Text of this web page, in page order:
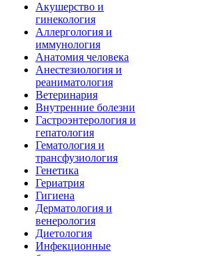
Акушерство и
гинекология
Аллергология и
иммунология
Анатомия человека
Анестезиология и
реаниматология
Ветеринария
Внутренние болезни
Гастроэнтерология и
гепатология
Гематология и
трансфузиология
Генетика
Гериатрия
Гигиена
Дерматология и
венерология
Диетология
Инфекционные